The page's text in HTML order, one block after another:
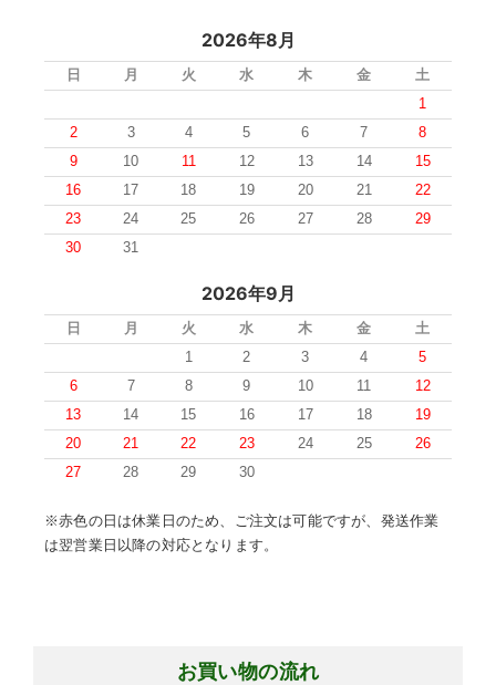
2026年8月
日 月 火 水 木 金
土
1
2
3 4 5 6 7
8
9
10 11 12 13 14
15
16
17 18 19 20 21
22
23
24 25 26 27 28
29
30
31
2026年9月
日 月 火 水 木 金
土
1
2 3 4
5
6
7 8 9 10 11
12
13
14 15 16 17 18
19
20
21 22 23 24 25
26
27
28 29 30
※赤色の日は休業日のため、ご注文は可能ですが、発送作業
は翌営業日以降の対応となります。
お買い物の流れ